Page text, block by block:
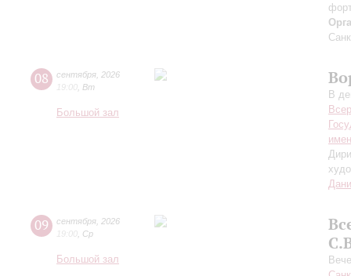
08 сентября 2026
19:00 Вт
Большой зал
В
09 сентября 2026
19:00 Ср
Большой зал